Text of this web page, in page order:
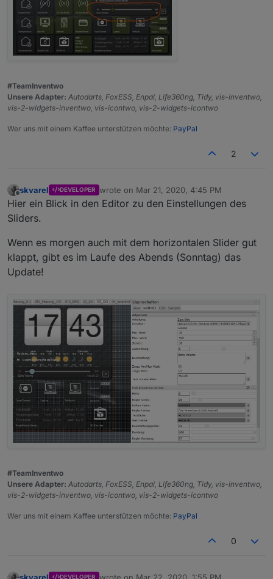
#TeamInventwo
Unsere Adapter: Autodarts, FoxESS, Enpal, Life360ng, Tidy, vis-inventwo,
vis-2-widgets-inventwo, vis-icontwo, vis-2-widgets-icontwo
Wer uns mit einem Kaffee unterstützen möchte: PayPal
2
Offline
skvarel DEVELOPER wrote on Mar 21, 2020, 4:45 PM
last edited by
Hier ein Blick in den Editor zu den Einstellungen des
Sliders.
Wenn es morgen auch mit dem horizontalen Slider gut
klappt, gibt es im Laufe des Abends (Sonntag) das
Update!
#TeamInventwo
Unsere Adapter: Autodarts, FoxESS, Enpal, Life360ng, Tidy, vis-inventwo,
vis-2-widgets-inventwo, vis-icontwo, vis-2-widgets-icontwo
Wer uns mit einem Kaffee unterstützen möchte: PayPal
0
DEVELOPER